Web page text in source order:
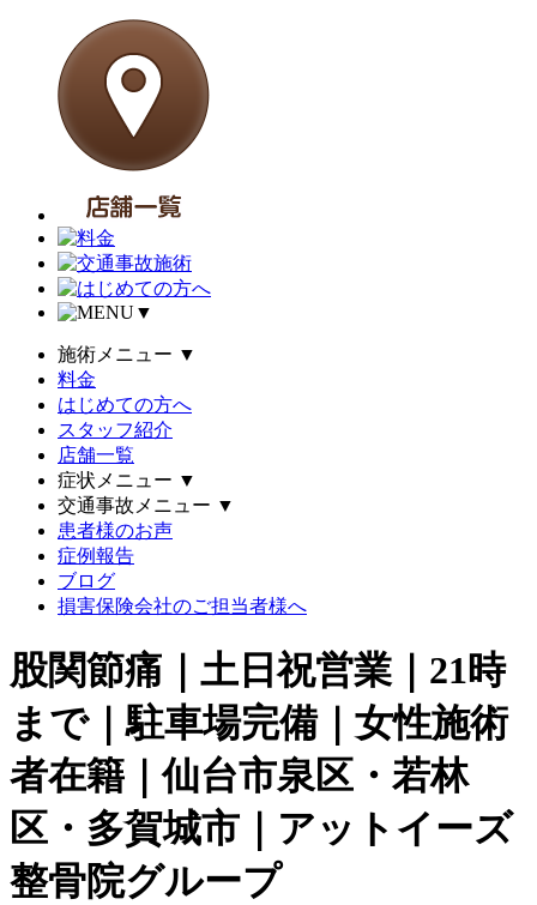
▼
施術メニュー ▼
料金
はじめての方へ
スタッフ紹介
店舗一覧
症状メニュー ▼
交通事故メニュー ▼
患者様のお声
症例報告
ブログ
損害保険会社のご担当者様へ
股関節痛｜土日祝営業｜21時
まで｜駐車場完備｜女性施術
者在籍｜仙台市泉区・若林
区・多賀城市｜アットイーズ
整骨院グループ